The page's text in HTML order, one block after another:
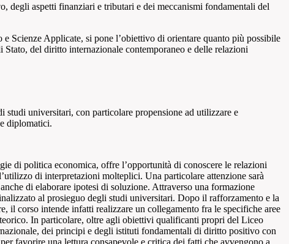
degli aspetti finanziari e tributari e dei meccanismi fondamentali del
Applicate, si pone l’obiettivo di orientare quanto più possibile
del diritto internazionale contemporaneo e delle relazioni
universitari, con particolare propensione ad utilizzare e
diplomatici.
di politica economica, offre l’opportunità di conoscere le relazioni
di interpretazioni molteplici. Una particolare attenzione sarà
di elaborare ipotesi di soluzione. Attraverso una formazione
al prosieguo degli studi universitari. Dopo il rafforzamento e la
il corso intende infatti realizzare un collegamento fra le specifiche aree
In particolare, oltre agli obiettivi qualificanti propri del Liceo
dei principi e degli istituti fondamentali di diritto positivo con
favorire una lettura consapevole e critica dei fatti che avvengono a